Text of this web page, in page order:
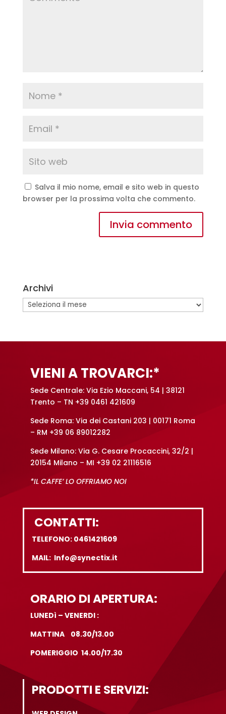
Salva il mio nome, email e sito web in questo
browser per la prossima volta che commento.
r
n
a
Archivi
Archivi
VIENI A TROVARCI:*
Sede Centrale: Via Ezio Maccani, 54 | 38121
Trento – TN +39 0461 421609
Sede Roma: Via dei Castani 203 | 00171 Roma
– RM +39 06 89012282
Sede Milano: Via G. Cesare Procaccini, 32/2 |
20154 Milano – MI +39 02 21116516
*IL CAFFE’ LO OFFRIAMO NOI
CONTATTI:
TELEFONO: 0461421609
MAIL: Info@synectix.it
ORARIO DI APERTURA:
LUNEDì – VENERDI :
MATTINA 08.30/13.00
POMERIGGIO 14.00/17.30
PRODOTTI E SERVIZI: